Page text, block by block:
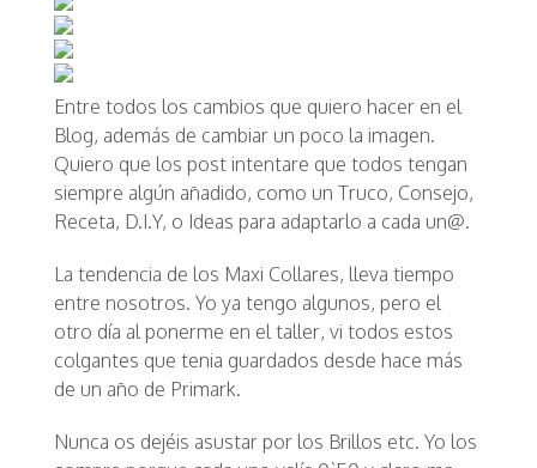
Entre todos los cambios que quiero hacer en el
Blog, además de cambiar un poco la imagen.
Quiero que los post intentare que todos tengan
siempre algún añadido, como un Truco, Consejo,
Receta, D.I.Y, o Ideas para adaptarlo a cada un@.
La tendencia de los Maxi Collares, lleva tiempo
entre nosotros. Yo ya tengo algunos, pero el
otro día al ponerme en el taller, vi todos estos
colgantes que tenia guardados desde hace más
de un año de Primark.
Nunca os dejéis asustar por los Brillos etc. Yo los